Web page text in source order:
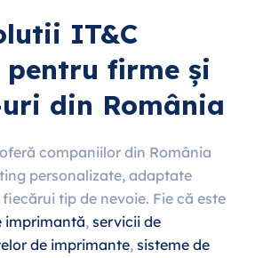
IT&C
pentru firme și
din România
companiilor din România
personalizate, adaptate
tip de nevoie. Fie că este
imprimantă, servicii de
de imprimante, sisteme de